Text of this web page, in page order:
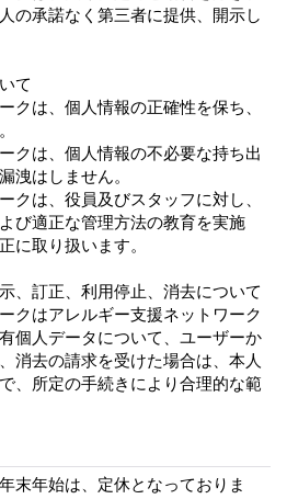
の承諾なく第三者に提供、開示し
て
クは、個人情報の正確性を保ち、
クは、個人情報の不必要な持ち出
洩はしません。
クは、役員及びスタッフに対し、
び適正な管理方法の教育を実施
に取り扱います。
、訂正、利用停止、消去について
クはアレルギー支援ネットワーク
個人データについて、ユーザーか
消去の請求を受けた場合は、本人
、所定の手続きにより合理的な範
末年始は、定休となっておりま